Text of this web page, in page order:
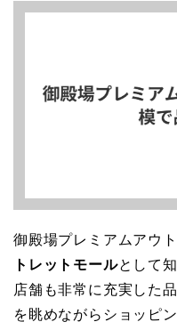
御殿場プレミアムアウト
トレットモールとして
店舗も非常に充実した
を眺めながらショッピ